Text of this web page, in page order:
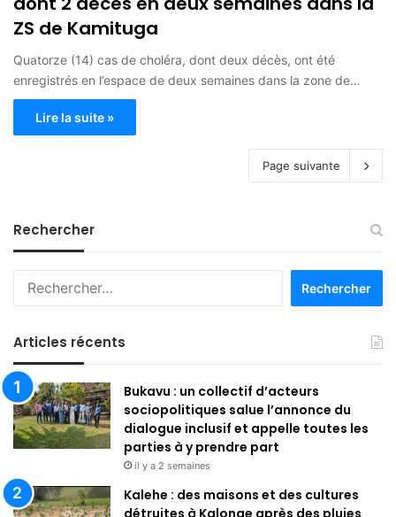
ZS de Kamituga
Quatorze (14) cas de choléra, dont deux décès, ont été
enregistrés en l’espace de deux semaines dans la zone de…
Lire la suite »
Page suivante
Rechercher
c
h
e
Articles récents
Bukavu : un collectif d’acteurs
sociopolitiques salue l’annonce du
dialogue inclusif et appelle toutes les
parties à y prendre part
il y a 2 semaines
Kalehe : des maisons et des cultures